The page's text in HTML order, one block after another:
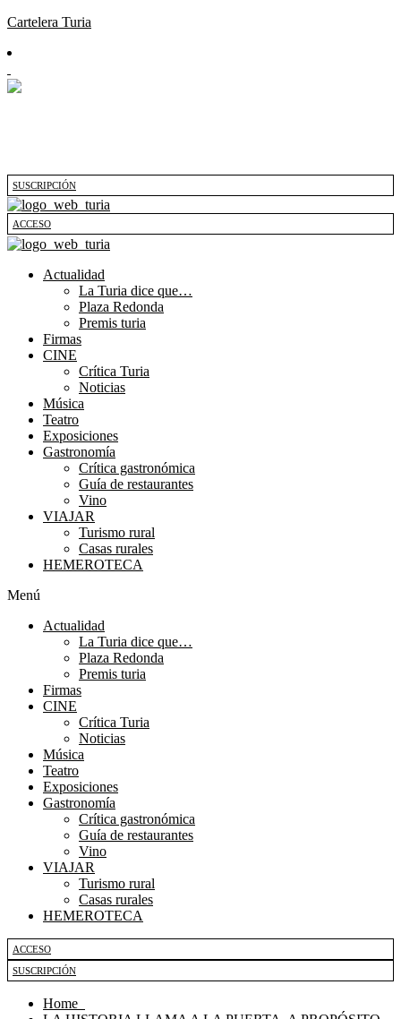
Cartelera Turia
SUSCRIPCIÓN
ACCESO
Actualidad
La Turia dice que…
Plaza Redonda
Premis turia
Firmas
CINE
Crítica Turia
Noticias
Música
Teatro
Exposiciones
Gastronomía
Crítica gastronómica
Guía de restaurantes
Vino
VIAJAR
Turismo rural
Casas rurales
HEMEROTECA
Menú
Actualidad
La Turia dice que…
Plaza Redonda
Premis turia
Firmas
CINE
Crítica Turia
Noticias
Música
Teatro
Exposiciones
Gastronomía
Crítica gastronómica
Guía de restaurantes
Vino
VIAJAR
Turismo rural
Casas rurales
HEMEROTECA
ACCESO
SUSCRIPCIÓN
Home